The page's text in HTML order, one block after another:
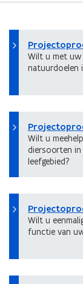
Wilt u met uw
natuurdoelen
Wilt u
diersoorten in
leefgebied?
Wilt u
functie van